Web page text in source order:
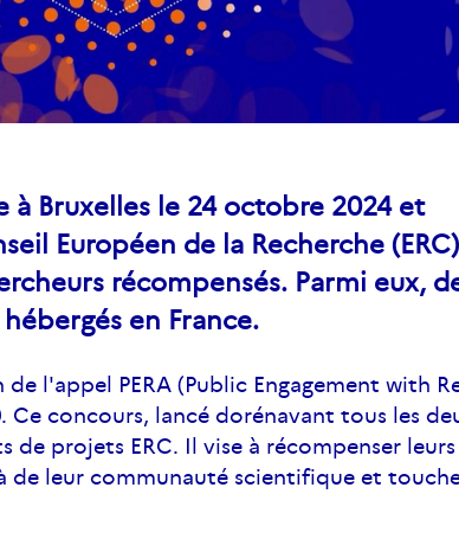
à Bruxelles le 24 octobre 2024 et
Européen de la Recherche
récompensés. Parmi eux,
en France.
l'appel PERA (Public Engagement with
Ce concours, lancé dorénavant tous les
de projets ERC. Il vise à récompenser
de leur communauté scientifique et